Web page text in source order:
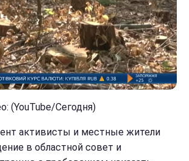
(YouTube/Cегодня)
активисты и местные жители
в областной совет и